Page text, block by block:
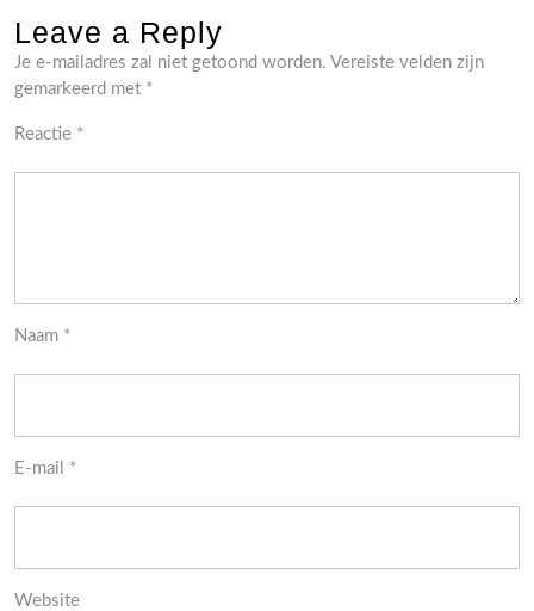
Leave a Reply
Je e-mailadres zal niet getoond worden. Vereiste velden zijn
gemarkeerd met *
Reactie *
Naam *
E-mail *
Website